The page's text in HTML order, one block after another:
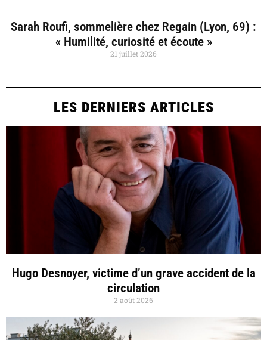
Sarah Roufi, sommelière chez Regain (Lyon, 69) :
« Humilité, curiosité et écoute »
21 juillet 2026
LES DERNIERS ARTICLES
Hugo Desnoyer, victime d’un grave accident de la
circulation
2 août 2026